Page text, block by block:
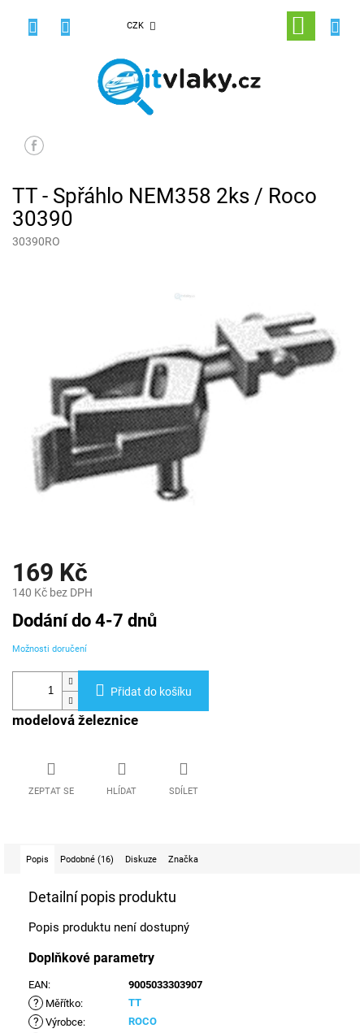
CZK
NÁKUPNÍ
KOŠÍK
TT - Spřáhlo NEM358 2ks / Roco
30390
30390RO
169 Kč
140 Kč bez DPH
Měrná
cena:
Dodání do 4-7 dnů
Možnosti doručení
Přidat do košíku
modelová železnice
ZEPTAT SE HLÍDAT SDÍLET
Popis Podobné (16) Diskuze Značka
Detailní popis produktu
Popis produktu není dostupný
Doplňkové parametry
EAN: 9005033303907
? Měřítko: TT
? Výrobce: ROCO